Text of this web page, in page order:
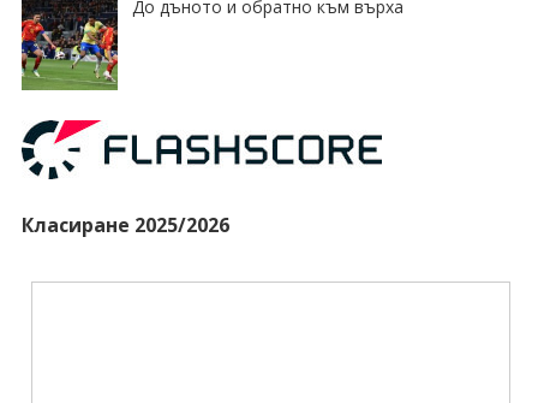
До дъното и обратно към върха
Класиране 2025/2026